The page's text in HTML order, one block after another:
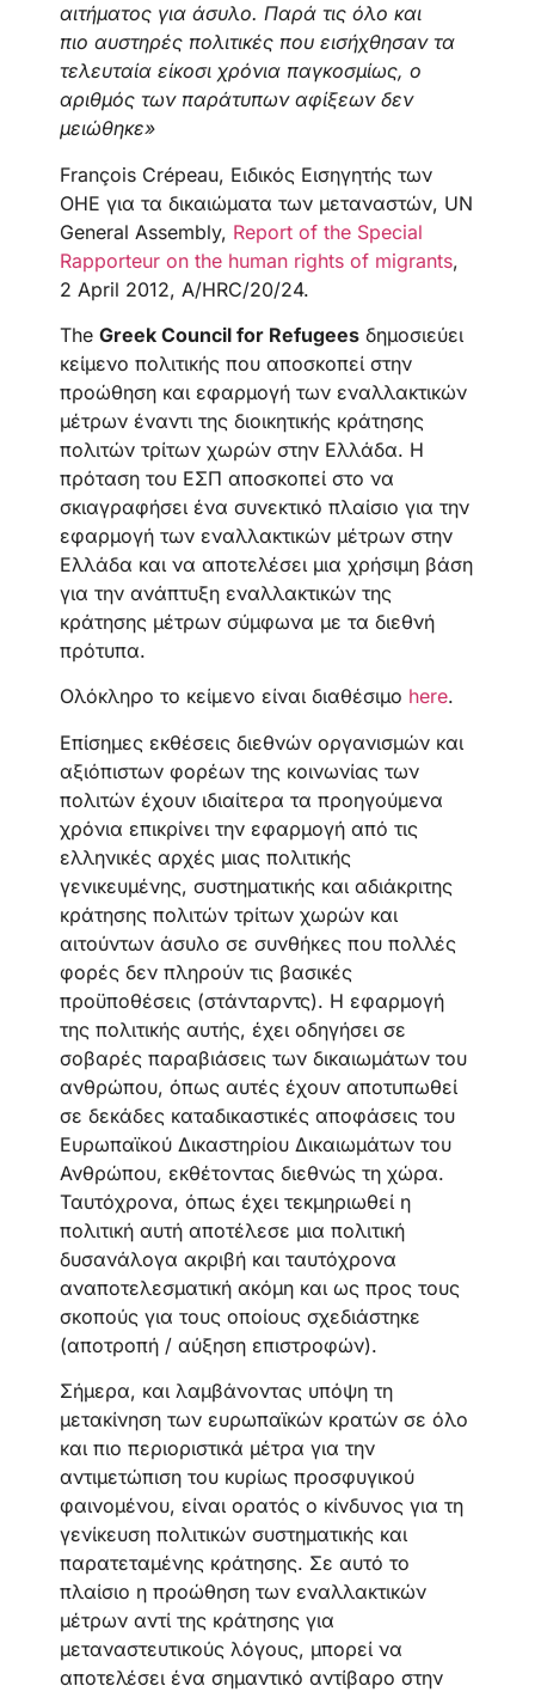
αιτήματος για άσυλο. Παρά τις όλο και
πιο αυστηρές πολιτικές που εισήχθησαν τα
τελευταία είκοσι χρόνια παγκοσμίως, ο
αριθμός των παράτυπων αφίξεων δεν
μειώθηκε»
François Crépeau, Ειδικός Εισηγητής των
ΟΗΕ για τα δικαιώματα των μεταναστών, UN
General Assembly, Report of the Special
Rapporteur on the human rights of migrants,
2 April 2012, A/HRC/20/24.
The Greek Council for Refugees δημοσιεύει
κείμενο πολιτικής που αποσκοπεί στην
προώθηση και εφαρμογή των εναλλακτικών
μέτρων έναντι της διοικητικής κράτησης
πολιτών τρίτων χωρών στην Ελλάδα. Η
πρόταση του ΕΣΠ αποσκοπεί στο να
σκιαγραφήσει ένα συνεκτικό πλαίσιο για την
εφαρμογή των εναλλακτικών μέτρων στην
Ελλάδα και να αποτελέσει μια χρήσιμη βάση
για την ανάπτυξη εναλλακτικών της
κράτησης μέτρων σύμφωνα με τα διεθνή
πρότυπα.
Ολόκληρο το κείμενο είναι διαθέσιμο here.
Επίσημες εκθέσεις διεθνών οργανισμών και
αξιόπιστων φορέων της κοινωνίας των
πολιτών έχουν ιδιαίτερα τα προηγούμενα
χρόνια επικρίνει την εφαρμογή από τις
ελληνικές αρχές μιας πολιτικής
γενικευμένης, συστηματικής και αδιάκριτης
κράτησης πολιτών τρίτων χωρών και
αιτούντων άσυλο σε συνθήκες που πολλές
φορές δεν πληρούν τις βασικές
προϋποθέσεις (στάνταρντς). Η εφαρμογή
της πολιτικής αυτής, έχει οδηγήσει σε
σοβαρές παραβιάσεις των δικαιωμάτων του
ανθρώπου, όπως αυτές έχουν αποτυπωθεί
σε δεκάδες καταδικαστικές αποφάσεις του
Ευρωπαϊκού Δικαστηρίου Δικαιωμάτων του
Ανθρώπου, εκθέτοντας διεθνώς τη χώρα.
Ταυτόχρονα, όπως έχει τεκμηριωθεί η
πολιτική αυτή αποτέλεσε μια πολιτική
δυσανάλογα ακριβή και ταυτόχρονα
αναποτελεσματική ακόμη και ως προς τους
σκοπούς για τους οποίους σχεδιάστηκε
(αποτροπή / αύξηση επιστροφών).
Σήμερα, και λαμβάνοντας υπόψη τη
μετακίνηση των ευρωπαϊκών κρατών σε όλο
και πιο περιοριστικά μέτρα για την
αντιμετώπιση του κυρίως προσφυγικού
φαινομένου, είναι ορατός ο κίνδυνος για τη
γενίκευση πολιτικών συστηματικής και
παρατεταμένης κράτησης. Σε αυτό το
πλαίσιο η προώθηση των εναλλακτικών
μέτρων αντί της κράτησης για
μεταναστευτικούς λόγους, μπορεί να
αποτελέσει ένα σημαντικό αντίβαρο στην